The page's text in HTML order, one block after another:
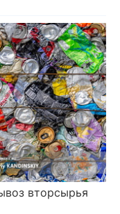
вторсырья